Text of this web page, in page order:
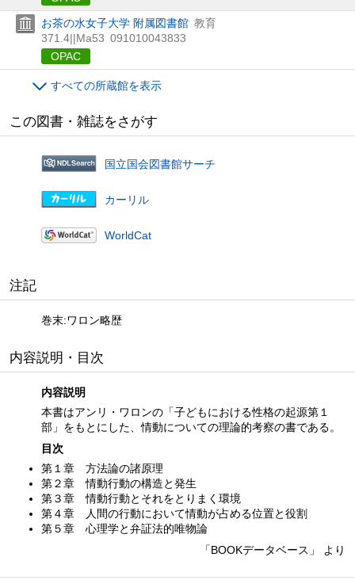
お茶の水女子大学 附属図書館 教育
371.4||Ma53 091010043833
OPAC
すべての所蔵館を表示
この図書・雑誌をさがす
国立国会図書館サーチ
カーリル
WorldCat
注記
巻末:ワロン略歴
内容説明・目次
内容説明
本書はアンリ・ワロンの「子どもにおける性格の起源第１
部」をもとにした、情動についての理論的考察の書である。
目次
第１章 方法論の諸原理
第２章 情動行動の構造と発生
第３章 情動行動とそれをとりまく環境
第４章 人間の行動において情動が占める位置と役割
第５章 心理学と弁証法的唯物論
「BOOKデータベース」 より